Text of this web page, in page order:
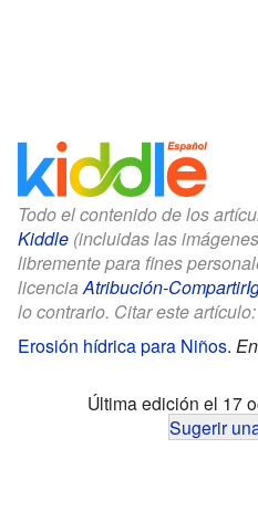
Todo el contenido de los
Kiddle (incluidas las
libremente para fines
licencia Atribución-
lo contrario. Citar este artículo:
Erosión hídrica para Niños.
Última edición el 17
Sugerir